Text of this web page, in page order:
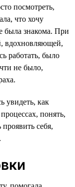
посмотреть,
что хочу
была знакома. При
вдохновляющей,
работать, было
не было,
увидеть, как
понять,
себя,